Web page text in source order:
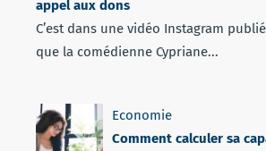
appel aux dons
C’est dans une vidéo Instagram
que la comédienne Cypriane...
Economie
Comment calculer sa